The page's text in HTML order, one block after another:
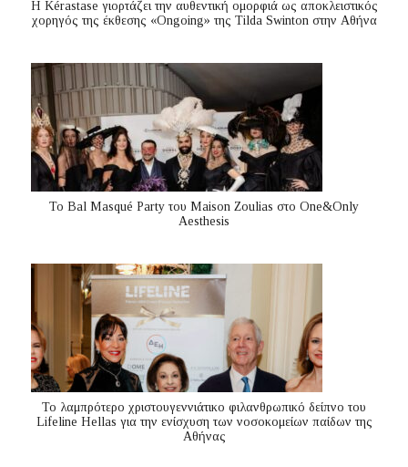
Η Kérastase γιορτάζει την αυθεντική ομορφιά ως αποκλειστικός
χορηγός της έκθεσης «Ongoing» της Tilda Swinton στην Αθήνα
Το Bal Masqué Party του Maison Zoulias στο One&Only
Aesthesis
Το λαμπρότερο χριστουγεννιάτικο φιλανθρωπικό δείπνο του
Lifeline Hellas για την ενίσχυση των νοσοκομείων παίδων της
Αθήνας